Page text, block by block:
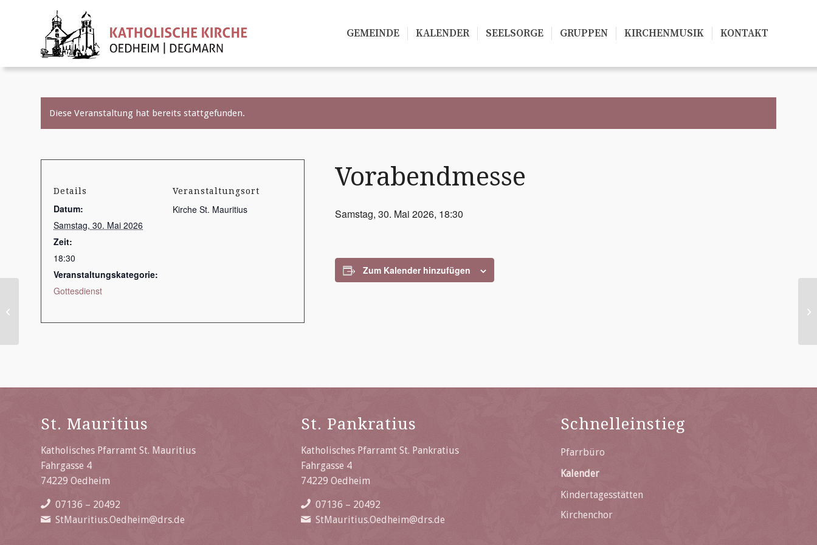
GEMEINDE KALENDER SEELSORGE GRUPPEN KIRCHENMUSIK KONTAKT
Diese Veranstaltung hat bereits stattgefunden.
Vorabendmesse
Samstag, 30. Mai 2026, 18:30
Zum Kalender hinzufügen
Details
Datum:
Samstag, 30. Mai 2026
Zeit:
18:30
Veranstaltungskategorie:
Gottesdienst
Veranstaltungsort
Kirche St. Mauritius
St. Mauritius
Katholisches Pfarramt St. Mauritius
Fahrgasse 4
74229 Oedheim
07136 – 20492
StMauritius.Oedheim@drs.de
St. Pankratius
Katholisches Pfarramt St. Pankratius
Fahrgasse 4
74229 Oedheim
07136 – 20492
StMauritius.Oedheim@drs.de
Schnelleinstieg
Pfarrbüro
Kalender
Kindertagesstätten
Kirchenchor